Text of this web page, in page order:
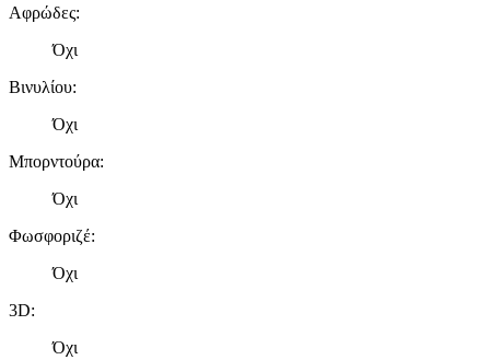
Αφρώδες:
Όχι
Βινυλίου:
Όχι
Μπορντούρα:
Όχι
Φωσφοριζέ:
Όχι
3D:
Όχι